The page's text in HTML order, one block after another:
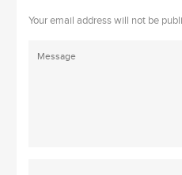
Your email address will not be